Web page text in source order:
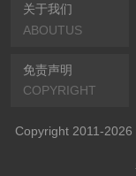
关于我们
ABOUTUS
免责声明
COPYRIGHT
Copyright 2011-2026